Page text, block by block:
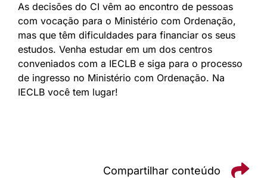
As decisões do CI vêm ao encontro de pessoas
com vocação para o Ministério com Ordenação,
mas que têm dificuldades para financiar os seus
estudos. Venha estudar em um dos centros
conveniados com a IECLB e siga para o processo
de ingresso no Ministério com Ordenação. Na
IECLB você tem lugar!
Compartilhar conteúdo